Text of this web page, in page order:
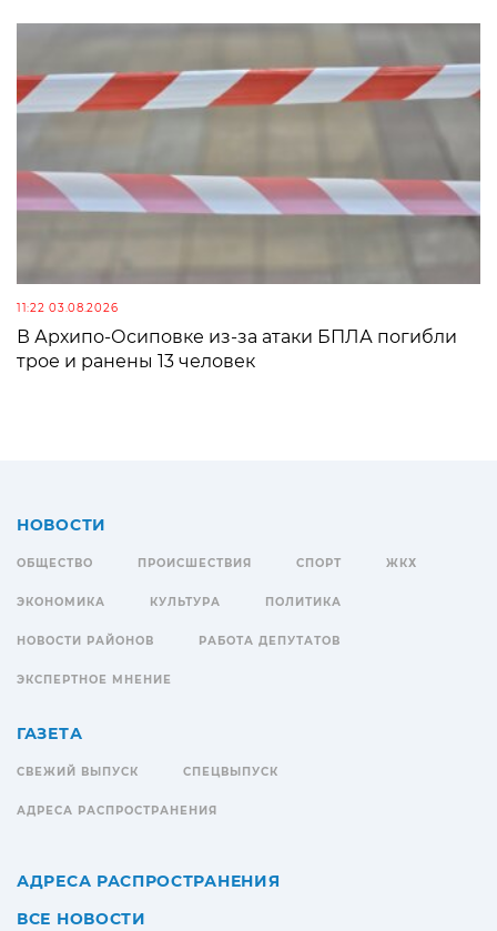
11:22 03.08.2026
В Архипо-Осиповке из-за атаки БПЛА погибли
трое и ранены 13 человек
НОВОСТИ
ОБЩЕСТВО ПРОИСШЕСТВИЯ СПОРТ ЖКХ
ЭКОНОМИКА КУЛЬТУРА ПОЛИТИКА
НОВОСТИ РАЙОНОВ РАБОТА ДЕПУТАТОВ
ЭКСПЕРТНОЕ МНЕНИЕ
ГАЗЕТА
СВЕЖИЙ ВЫПУСК СПЕЦВЫПУСК
АДРЕСА РАСПРОСТРАНЕНИЯ
АДРЕСА РАСПРОСТРАНЕНИЯ
ВСЕ НОВОСТИ